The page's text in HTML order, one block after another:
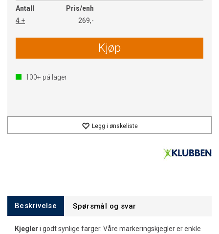
Antall
Pris/enh
4 +
269,-
Kjøp
100+ på lager
Legg i ønskeliste
Beskrivelse Spørsmål og svar
Kjegler i godt synlige farger. Våre markeringskjegler er enkle